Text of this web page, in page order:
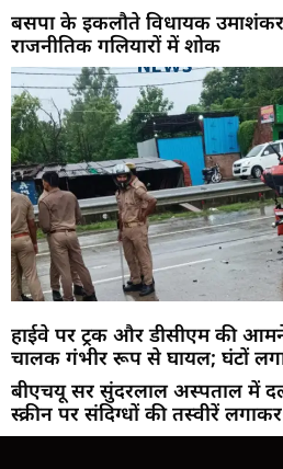
बसपा के इकलौते विधायक
राजनीतिक गलियारों में शोक
हाईवे पर ट्रक और डीसीएम की
चालक गंभीर रूप से घायल; घंटों
बीएचयू सर सुंदरलाल अस्पताल में
स्क्रीन पर संदिग्धों की तस्वीरें